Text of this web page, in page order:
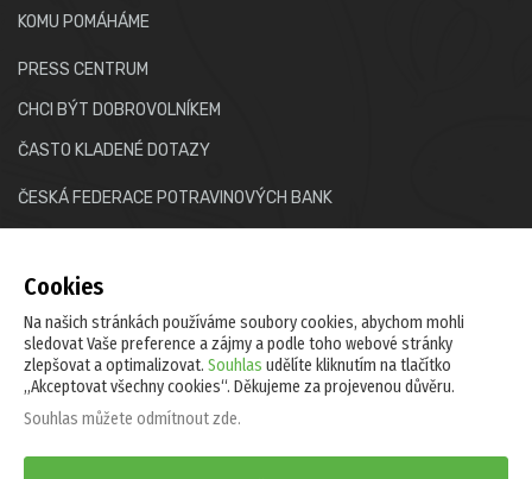
KOMU POMÁHÁME
PRESS CENTRUM
CHCI BÝT DOBROVOLNÍKEM
ČASTO KLADENÉ DOTAZY
ČESKÁ FEDERACE POTRAVINOVÝCH BANK
Zásady ochrany osobních údajů
Cookies
Na našich stránkách používáme soubory cookies, abychom mohli
sledovat Vaše preference a zájmy a podle toho webové stránky
zlepšovat a optimalizovat. Souhlas udělíte kliknutím na tlačítko
„Akceptovat všechny cookies“. Děkujeme za projevenou důvěru.
Souhlas můžete odmítnout zde.